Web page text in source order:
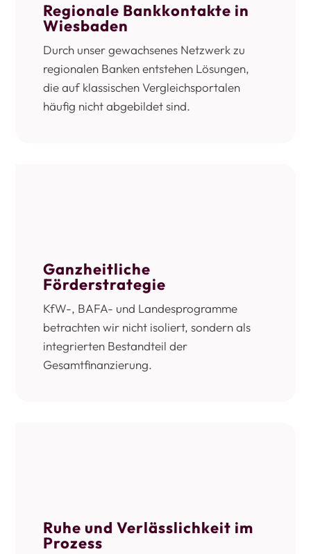
Regionale Bankkontakte in
Wiesbaden
Durch unser gewachsenes Netzwerk zu
regionalen Banken entstehen Lösungen,
die auf klassischen Vergleichsportalen
häufig nicht abgebildet sind.
Ganzheitliche
Förderstrategie
KfW-, BAFA- und Landesprogramme
betrachten wir nicht isoliert, sondern als
integrierten Bestandteil der
Gesamtfinanzierung.
Ruhe und Verlässlichkeit im
Prozess